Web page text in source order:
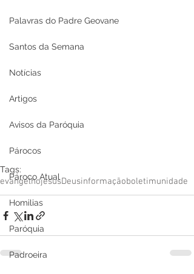
Palavras do Padre Geovane
Santos da Semana
Notícias
Artigos
Avisos da Paróquia
Párocos
Pároco Atual
Homilias
Paróquia
Padroeira
Tags:
evangelhojesusDeusinformaçãoboletimunidade